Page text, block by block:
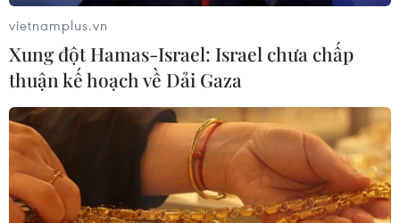
tuyển Việt Nam?
01/08/2026 03:00
ASEAN Cup 2026: Việt Nam đứt
chuỗi toàn thắng, đối mặt áp lực
01/08/2026 02:37
vietnamplus.vn
Xung đột Hamas-Israel: Israel chưa chấp
thuận kế hoạch về Dải Gaza